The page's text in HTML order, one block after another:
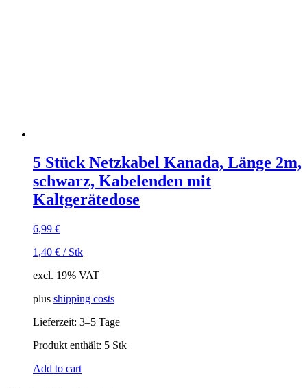
5 Stück Netzkabel Kanada, Länge 2m,
schwarz, Kabelenden mit
Kaltgerätedose
6,99 €
1,40 € / Stk
excl. 19% VAT
plus shipping costs
Lieferzeit: 3–5 Tage
Produkt enthält: 5 Stk
Add to cart